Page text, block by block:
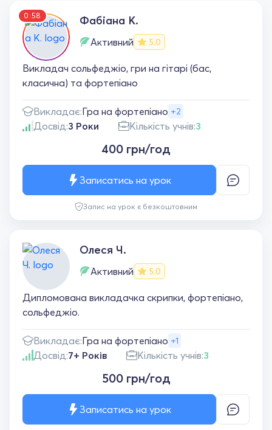
0:58 Фабіана К.
Активний 5.0
Викладач сольфеджіо, гри на гітарі (бас,
класична) та фортепіано
Викладає:Гра на фортепіано +2
Досвід:3 Роки Кількість учнів:3
400 грн/год
Запис на урок є безкоштовним
Записатись на урок
Олеся Ч.
Активний 5.0
Дипломована викладачка скрипки, фортепіано,
сольфеджіо.
Викладає:Гра на фортепіано +1
Досвід:7+ Років Кількість учнів:3
500 грн/год
Записатись на урок